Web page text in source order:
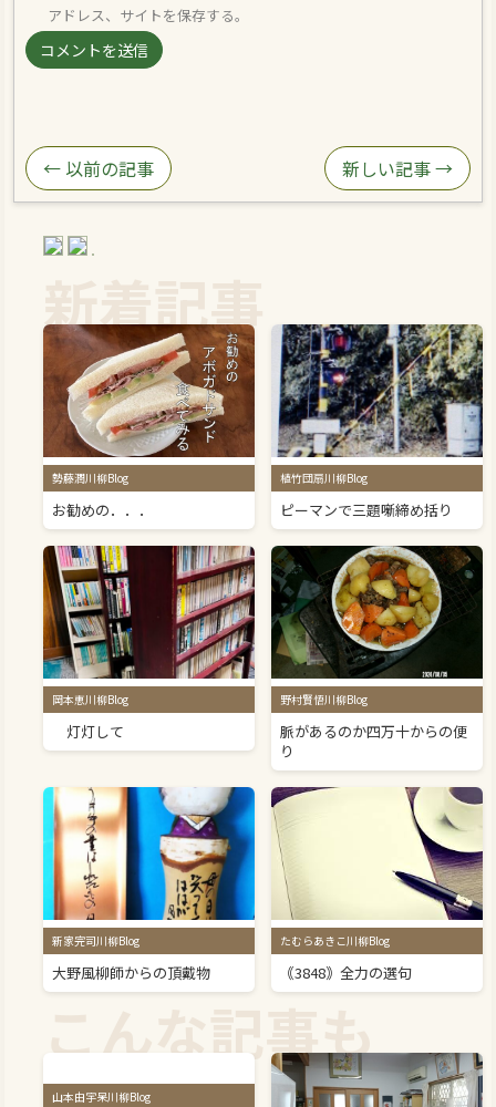
アドレス、サイトを保存する。
← 以前の記事 新しい記事 →
新着記事
勢藤潤川柳Blog
お勧めの．．．
植竹団扇川柳Blog
ピーマンで三題噺締め括り
岡本恵川柳Blog
灯灯して
野村賢悟川柳Blog
脈があるのか四万十からの便
り
新家完司川柳Blog
大野風柳師からの頂戴物
たむらあきこ川柳Blog
｟3848｠全力の選句
こんな記事も
山本由宇呆川柳Blog